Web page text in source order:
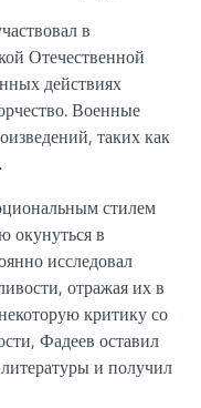
в
Отечественной
действиях
Военные
таких как
стилем
окунуться в
исследовал
отражая их в
критику со
Фадеев оставил
и получил